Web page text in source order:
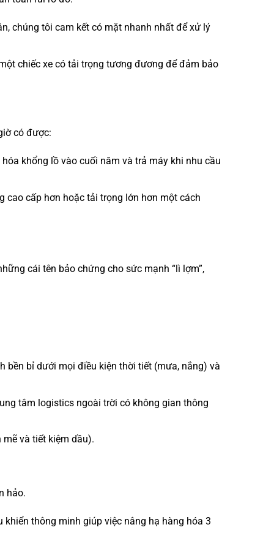
chúng tôi cam kết có mặt nhanh nhất để xử lý
chiếc xe có tải trọng tương đương để đảm bảo
có được:
khổng lồ vào cuối năm và trả máy khi nhu cầu
cao cấp hơn hoặc tải trọng lớn hơn một cách
cái tên bảo chứng cho sức mạnh “lì lợm”,
bền bỉ dưới mọi điều kiện thời tiết (mưa, nắng) và
tâm logistics ngoài trời có không gian thông
và tiết kiệm dầu).
hảo.
thông minh giúp việc nâng hạ hàng hóa 3